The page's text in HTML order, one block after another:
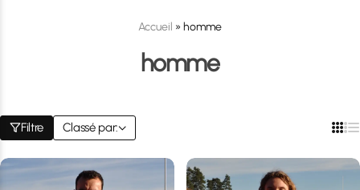
Accueil » homme
homme
Filtre Classé par: